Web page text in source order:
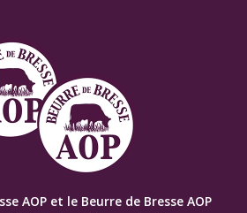
AOP et le Beurre de Bresse AOP